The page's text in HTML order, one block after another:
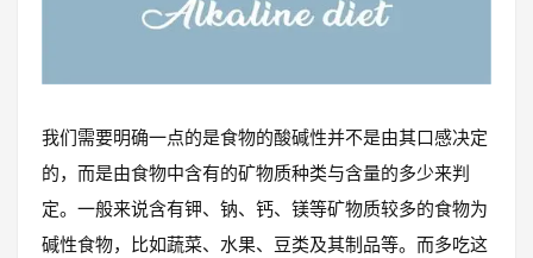
我们需要明确一点的是食物的酸碱性并不是由其口感决定
的，而是由食物中含有的矿物质种类与含量的多少来判
定。一般来说含有钾、钠、钙、镁等矿物质较多的食物为
碱性食物，比如蔬菜、水果、豆类及其制品等。而多吃这